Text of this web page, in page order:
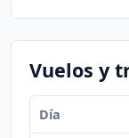
Vuelos y